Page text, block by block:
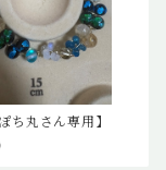
ち丸さん専用】